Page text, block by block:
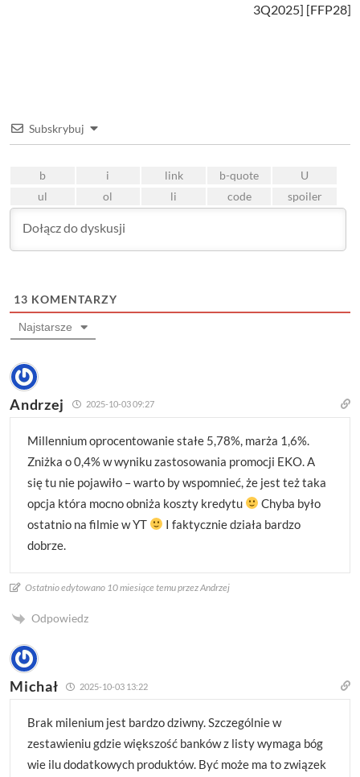
3Q2025] [FFP28]
Subskrybuj
13 KOMENTARZY
Najstarsze
Andrzej 2025-10-03 09:27
Millennium oprocentowanie stałe 5,78%, marża 1,6%.
Zniżka o 0,4% w wyniku zastosowania promocji EKO. A
się tu nie pojawiło – warto by wspomnieć, że jest też taka
opcja która mocno obniża koszty kredytu
Chyba było
ostatnio na filmie w YT
I faktycznie działa bardzo
dobrze.
Ostatnio edytowano 10 miesiące temu przez Andrzej
Odpowiedz
Michał 2025-10-03 13:22
Brak milenium jest bardzo dziwny. Szczególnie w
zestawieniu gdzie większość banków z listy wymaga bóg
wie ilu dodatkowych produktów. Być może ma to związek